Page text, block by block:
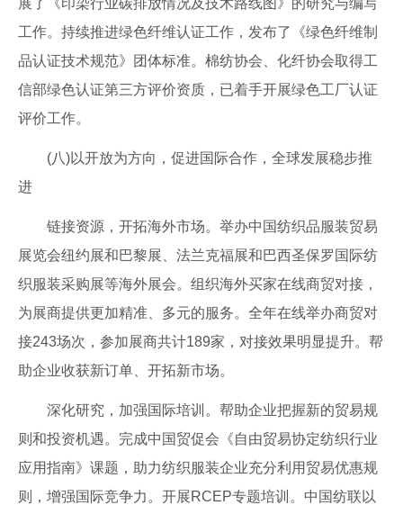
展了《印染行业碳排放情况及技术路线图》的研究与编写
工作。持续推进绿色纤维认证工作，发布了《绿色纤维制
品认证技术规范》团体标准。棉纺协会、化纤协会取得工
信部绿色认证第三方评价资质，已着手开展绿色工厂认证
评价工作。
(八)以开放为方向，促进国际合作，全球发展稳步推
进
链接资源，开拓海外市场。举办中国纺织品服装贸易
展览会纽约展和巴黎展、法兰克福展和巴西圣保罗国际纺
织服装采购展等海外展会。组织海外买家在线商贸对接，
为展商提供更加精准、多元的服务。全年在线举办商贸对
接243场次，参加展商共计189家，对接效果明显提升。帮
助企业收获新订单、开拓新市场。
深化研究，加强国际培训。帮助企业把握新的贸易规
则和投资机遇。完成中国贸促会《自由贸易协定纺织行业
应用指南》课题，助力纺织服装企业充分利用贸易优惠规
则，增强国际竞争力。开展RCEP专题培训。中国纺联以